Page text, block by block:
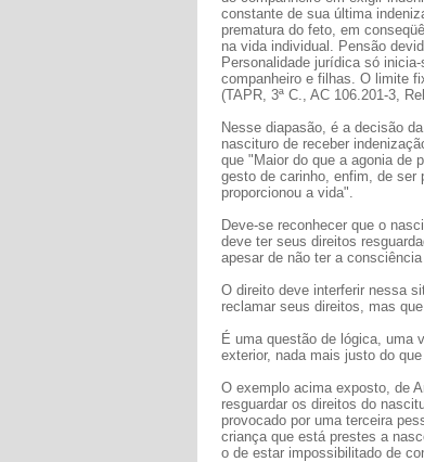
constante de sua última
prematura do feto, em
na vida individual. Pensão
Personalidade jurídica só
companheiro e filhas. O limite
(TAPR, 3ª C., AC 106.201-3,
Nesse diapasão, é a decisão
nascituro de receber
que "Maior do que a agonia de
gesto de carinho, enfim, de ser
proporcionou a vida".
Deve-se reconhecer que o
deve ter seus direitos
apesar de não ter a
O direito deve interferir nessa
reclamar seus direitos, mas
É uma questão de lógica, uma
exterior, nada mais justo do
O exemplo acima exposto, de
resguardar os direitos do
provocado por uma terceira
criança que está prestes a
o de estar impossibilitado de